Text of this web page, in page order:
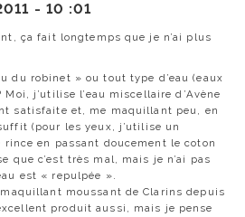
- 10 :01
ça fait longtemps que je n’ai plus
du robinet » ou tout type d’eau (eaux
j’utilise l’eau miscellaire d’Avène
satisfaite et, me maquillant peu, en
(pour les yeux, j’utilise un
en passant doucement le coton
que c’est très mal, mais je n’ai pas
est « repulpée ».
moussant de Clarins depuis
produit aussi, mais je pense